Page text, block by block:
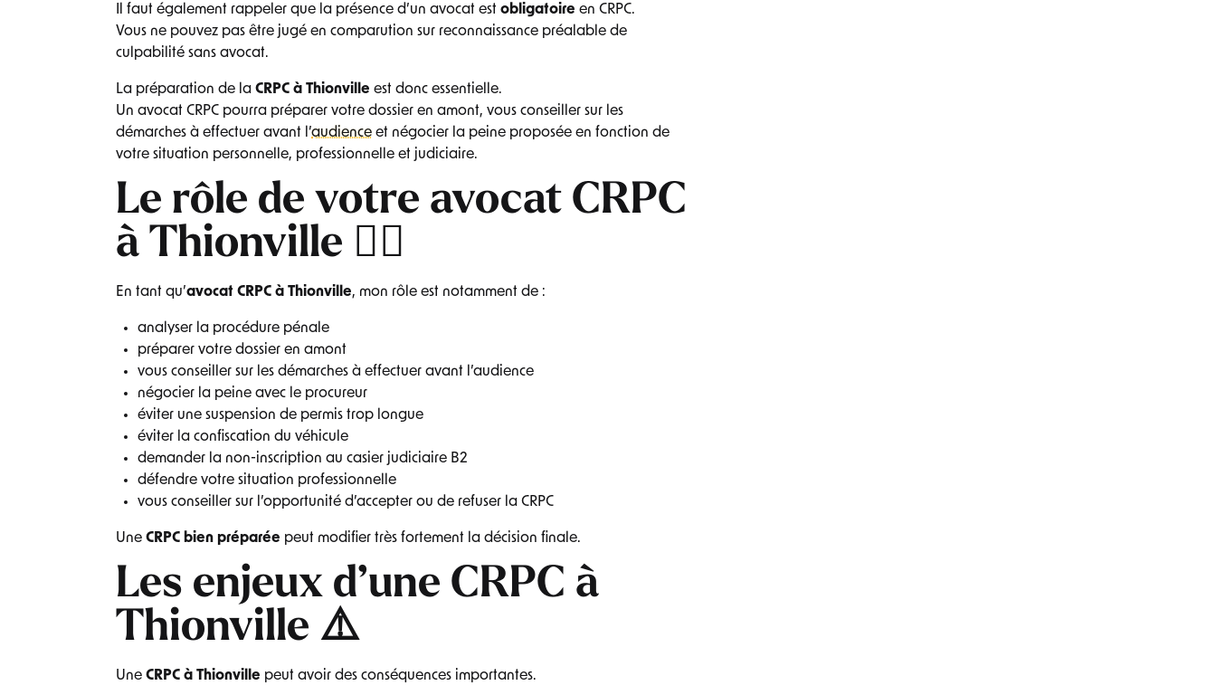
Il faut également rappeler que la présence d’un avocat est obligatoire en CRPC.
Vous ne pouvez pas être jugé en comparution sur reconnaissance préalable de
culpabilité sans avocat.
La préparation de la CRPC à Thionville est donc essentielle.
Un avocat CRPC pourra préparer votre dossier en amont, vous conseiller sur les
démarches à effectuer avant l’audience et négocier la peine proposée en fonction de
votre situation personnelle, professionnelle et judiciaire.
Le rôle de votre avocat CRPC
à Thionville 🧑‍⚖️
En tant qu’avocat CRPC à Thionville, mon rôle est notamment de :
analyser la procédure pénale
préparer votre dossier en amont
vous conseiller sur les démarches à effectuer avant l’audience
négocier la peine avec le procureur
éviter une suspension de permis trop longue
éviter la confiscation du véhicule
demander la non-inscription au casier judiciaire B2
défendre votre situation professionnelle
vous conseiller sur l’opportunité d’accepter ou de refuser la CRPC
Une CRPC bien préparée peut modifier très fortement la décision finale.
Les enjeux d’une CRPC à
Thionville ⚠️
Une CRPC à Thionville peut avoir des conséquences importantes.